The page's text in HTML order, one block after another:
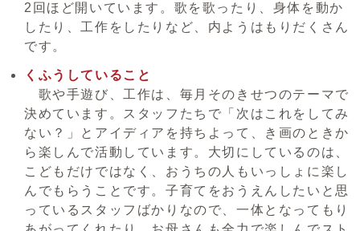
2回ほど開いています。歌を歌ったり、身体を動か
したり、工作をしたりなど、内ようはもりだくさん
です。
くふうしていること
歌や手遊び、工作は、毎月そのきせつのテーマで
決めています。スタッフたちで「次はこれをしてみ
ない？」とアイディアを持ちよって、き画のときか
ら楽しんで活動しています。大切にしているのは、
こどもだけではなく、おうちの人もいっしょに楽し
んでもらうことです。子育てをおうえんしたいと思
っているスタッフばかりなので、一体となってもり